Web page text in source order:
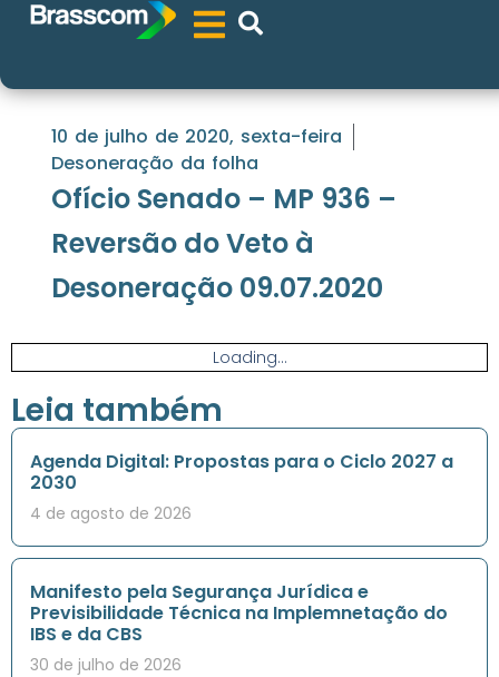
10 de julho de 2020, sexta-feira
Desoneração da folha
Ofício Senado – MP 936 –
Reversão do Veto à
Desoneração 09.07.2020
Loading...
Leia também
Agenda Digital: Propostas para o Ciclo 2027 a
2030
4 de agosto de 2026
Manifesto pela Segurança Jurídica e
Previsibilidade Técnica na Implemnetação do
IBS e da CBS
30 de julho de 2026